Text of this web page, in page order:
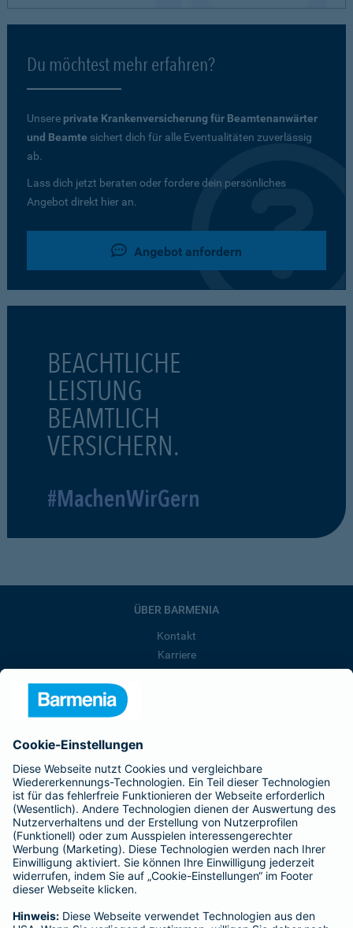
Du möchtest mehr erfahren?
Unsere private Krankenversicherung für Beamtenanwärter
und Beamte sichert dich für alle Eventualitäten zuverlässig
ab.
Lass dich jetzt beraten oder fordere dein persönliches
Angebot direkt hier an.
Angebot anfordern
BEACHTLICHE
LEISTUNG
BEAMTLICH
VERSICHERN.
#MachenWirGern
ÜBER BARMENIA
Kontakt
Karriere
Barmenia ist Teil der BarmeniaGothaer
BELIEBTE SEITEN
Kranken-Zusatzversicherung
Tierversicherungen
Haftpflichtversicherung
Hausratversicherung